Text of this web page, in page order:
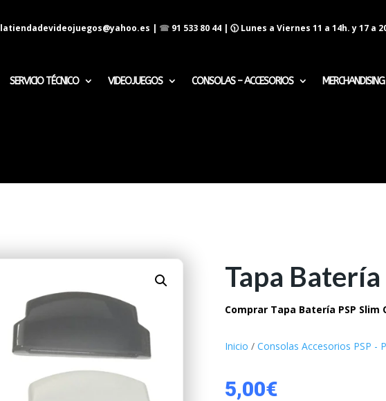
latiendadevideojuegos@yahoo.es | ☎ 91 533 80 44| 🕦 Lunes a Viernes 11 a 14h. y 17 a
SERVICIO TÉCNICO VIDEOJUEGOS CONSOLAS – ACCESORIOS MERCHANDISING
Tapa Batería
Comprar Tapa Batería PSP
Inicio / Consolas Accesorios PSP -
5,00€